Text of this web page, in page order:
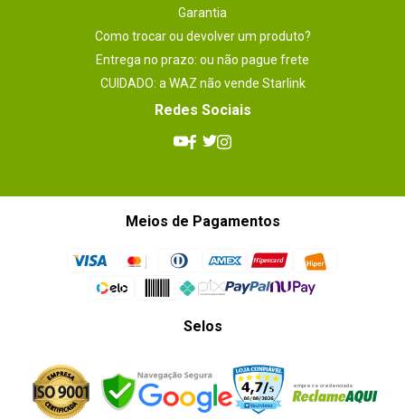
Garantia
Como trocar ou devolver um produto?
Entrega no prazo: ou não pague frete
CUIDADO: a WAZ não vende Starlink
Redes Sociais
Meios de Pagamentos
Selos